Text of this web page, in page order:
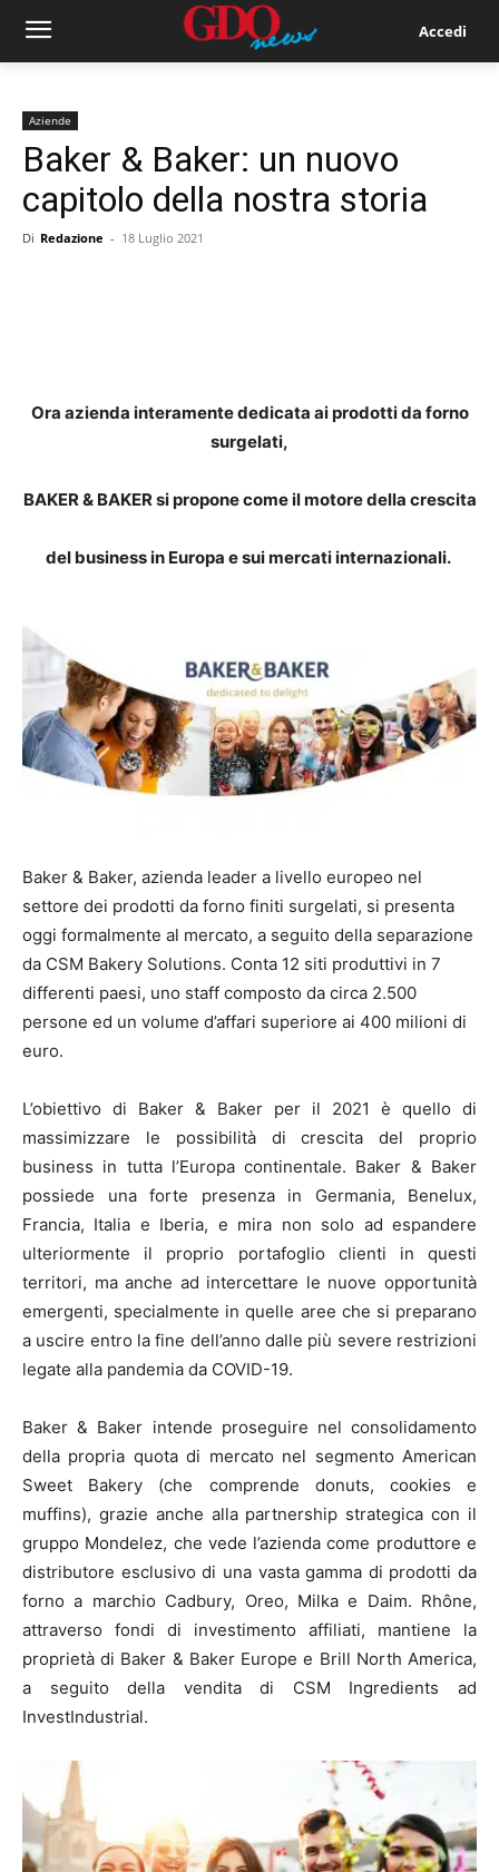
Accedi
Aziende
Baker & Baker: un nuovo
capitolo della nostra storia
Di Redazione - 18 Luglio 2021
Ora azienda interamente dedicata ai prodotti da forno
surgelati,
BAKER & BAKER si propone come il motore della crescita
del business in Europa e sui mercati internazionali.
Baker & Baker, azienda leader a livello europeo nel
settore dei prodotti da forno finiti surgelati, si presenta
oggi formalmente al mercato, a seguito della separazione
da CSM Bakery Solutions. Conta 12 siti produttivi in 7
differenti paesi, uno staff composto da circa 2.500
persone ed un volume d’affari superiore ai 400 milioni di
euro.
L’obiettivo di Baker & Baker per il 2021 è quello di
massimizzare le possibilità di crescita del proprio
business in tutta l’Europa continentale. Baker & Baker
possiede una forte presenza in Germania, Benelux,
Francia, Italia e Iberia, e mira non solo ad espandere
ulteriormente il proprio portafoglio clienti in questi
territori, ma anche ad intercettare le nuove opportunità
emergenti, specialmente in quelle aree che si preparano
a uscire entro la fine dell’anno dalle più severe restrizioni
legate alla pandemia da COVID-19.
Baker & Baker intende proseguire nel consolidamento
della propria quota di mercato nel segmento American
Sweet Bakery (che comprende donuts, cookies e
muffins), grazie anche alla partnership strategica con il
gruppo Mondelez, che vede l’azienda come produttore e
distributore esclusivo di una vasta gamma di prodotti da
forno a marchio Cadbury, Oreo, Milka e Daim. Rhône,
attraverso fondi di investimento affiliati, mantiene la
proprietà di Baker & Baker Europe e Brill North America,
a seguito della vendita di CSM Ingredients ad
InvestIndustrial.